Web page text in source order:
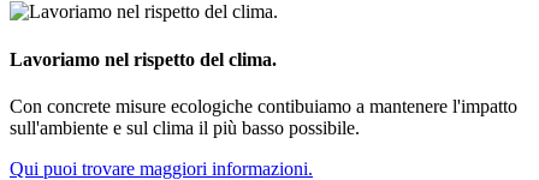
Lavoriamo nel rispetto del clima.
Con concrete misure ecologiche contibuiamo a mantenere l'impatto
sull'ambiente e sul clima il più basso possibile.
Qui puoi trovare maggiori informazioni.